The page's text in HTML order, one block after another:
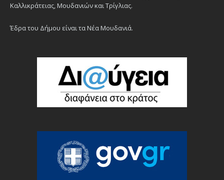
Καλλικράτειας, Μουδανιών και Τρίγλιας.
Έδρα του Δήμου είναι τα Νέα Μουδανιά.